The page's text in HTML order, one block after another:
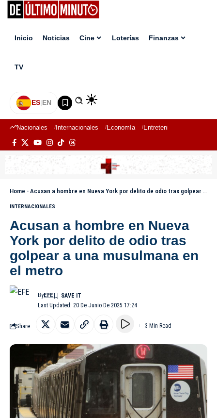
Inicio Noticias Cine Loterías Finanzas
TV
ES|EN
Nacionales Internacionales Economía Entretenimiento
Home - Acusan a hombre en Nueva York por delito de odio tras golpear a una musulmana en el metro
INTERNACIONALES
Acusan a hombre en Nueva
York por delito de odio tras
golpear a una musulmana en
el metro
Last Updated: 20 De Junio De 2025 17:24
ByEFE
Share 3 Min Read